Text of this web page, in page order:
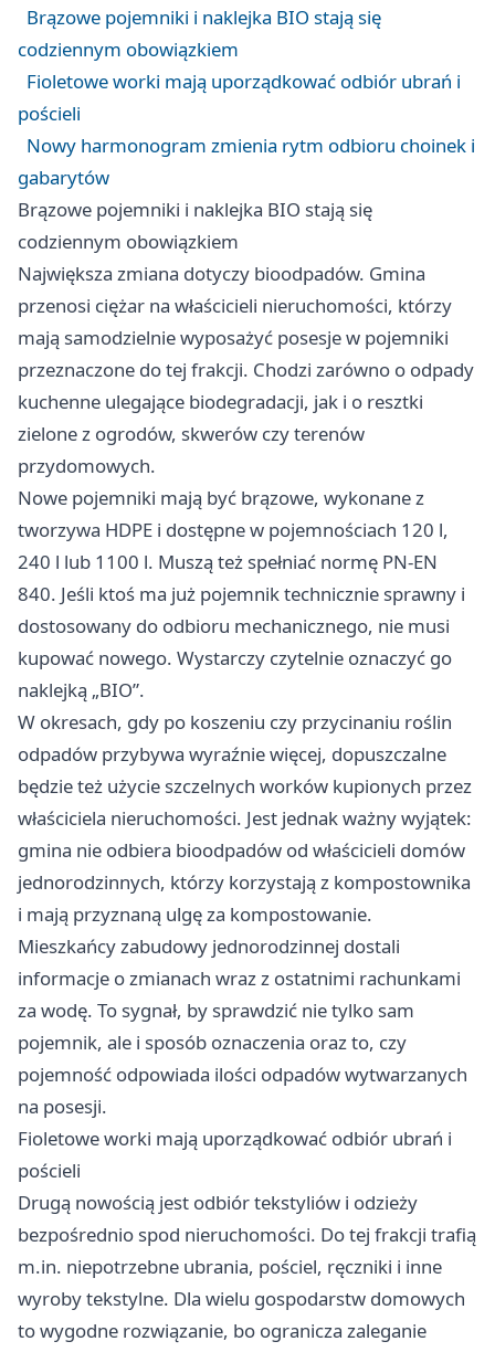
Brązowe pojemniki i naklejka BIO stają się
codziennym obowiązkiem
Fioletowe worki mają uporządkować odbiór ubrań i
pościeli
Nowy harmonogram zmienia rytm odbioru choinek i
gabarytów
Brązowe pojemniki i naklejka BIO stają się
codziennym obowiązkiem
Największa zmiana dotyczy bioodpadów. Gmina
przenosi ciężar na właścicieli nieruchomości, którzy
mają samodzielnie wyposażyć posesje w pojemniki
przeznaczone do tej frakcji. Chodzi zarówno o odpady
kuchenne ulegające biodegradacji, jak i o resztki
zielone z ogrodów, skwerów czy terenów
przydomowych.
Nowe pojemniki mają być brązowe, wykonane z
tworzywa HDPE i dostępne w pojemnościach 120 l,
240 l lub 1100 l. Muszą też spełniać normę PN-EN
840. Jeśli ktoś ma już pojemnik technicznie sprawny i
dostosowany do odbioru mechanicznego, nie musi
kupować nowego. Wystarczy czytelnie oznaczyć go
naklejką „BIO”.
W okresach, gdy po koszeniu czy przycinaniu roślin
odpadów przybywa wyraźnie więcej, dopuszczalne
będzie też użycie szczelnych worków kupionych przez
właściciela nieruchomości. Jest jednak ważny wyjątek:
gmina nie odbiera bioodpadów od właścicieli domów
jednorodzinnych, którzy korzystają z kompostownika
i mają przyznaną ulgę za kompostowanie.
Mieszkańcy zabudowy jednorodzinnej dostali
informacje o zmianach wraz z ostatnimi rachunkami
za wodę. To sygnał, by sprawdzić nie tylko sam
pojemnik, ale i sposób oznaczenia oraz to, czy
pojemność odpowiada ilości odpadów wytwarzanych
na posesji.
Fioletowe worki mają uporządkować odbiór ubrań i
pościeli
Drugą nowością jest odbiór tekstyliów i odzieży
bezpośrednio spod nieruchomości. Do tej frakcji trafią
m.in. niepotrzebne ubrania, pościel, ręczniki i inne
wyroby tekstylne. Dla wielu gospodarstw domowych
to wygodne rozwiązanie, bo ogranicza zaleganie